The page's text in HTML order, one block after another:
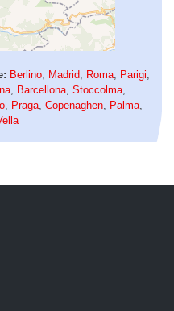
Berlino Madrid Roma Parigi
Barcellona Stoccolma
Praga Copenaghen Palma